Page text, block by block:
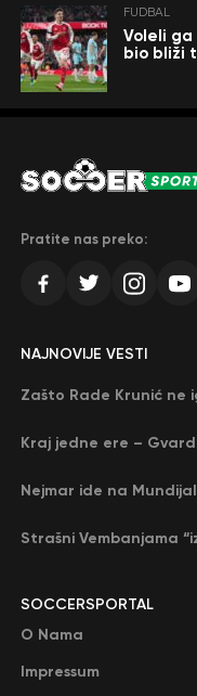
FUDBAL
Voleli
bio bliži
Pratite nas preko:
SOCCERSPORTAL
O Nama
Impressum
NAJNOVIJE VESTI